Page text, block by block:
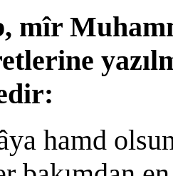
mîr
hamd